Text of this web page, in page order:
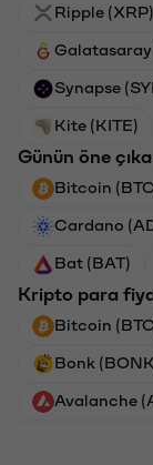
Ripple (XRP)
Galatasaray
Synapse
Kite (KITE)
Günün öne
Bitcoin
Cardano
Bat (BAT)
Kripto para
Bitcoin
Bonk
Avalanche